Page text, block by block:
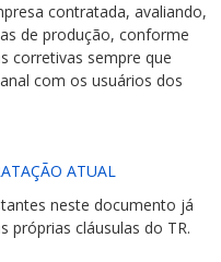
contratada, avaliando,
de produção, conforme
corretivas sempre que
com os usuários dos
ATUAL
neste documento já
próprias cláusulas do TR.